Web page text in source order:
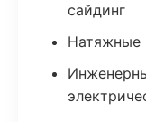
сайдинг
Натяжные